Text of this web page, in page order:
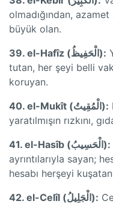
olmadığından,
büyük olan.
39. el-Hafîz (الْحَفِيظُ):
tutan, her şeyi belli
koruyan.
40. el-Mukît (الْمُقِيتُ):
yaratılmışın rızkını,
41. el-Hasîb (الْحَسِيبُ):
ayrıntılarıyla sayan;
hesabı herşeyi
42. el-Celîl (الْجَلِيلُ):